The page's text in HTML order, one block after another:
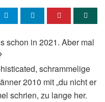
schon in 2021. Aber mal
schrammelige
2010 mit „du nicht er
schrien, zu lange her.